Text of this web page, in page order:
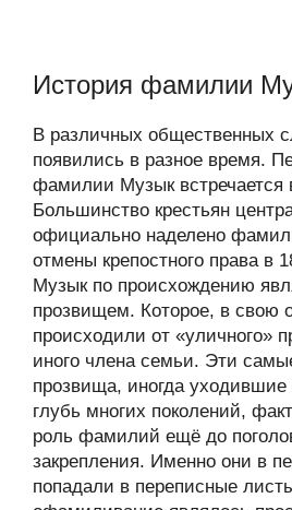
История фамилии
В различных общественных
появились в разное время.
фамилии Музык встречается
Большинство крестьян
официально наделено
отмены крепостного права в
Музык по происхождению
прозвищем. Которое, в свою
происходили от «уличного»
иного члена семьи. Эти
прозвища, иногда
глубь многих поколений,
роль фамилий ещё до
закрепления. Именно они в
попадали в переписные